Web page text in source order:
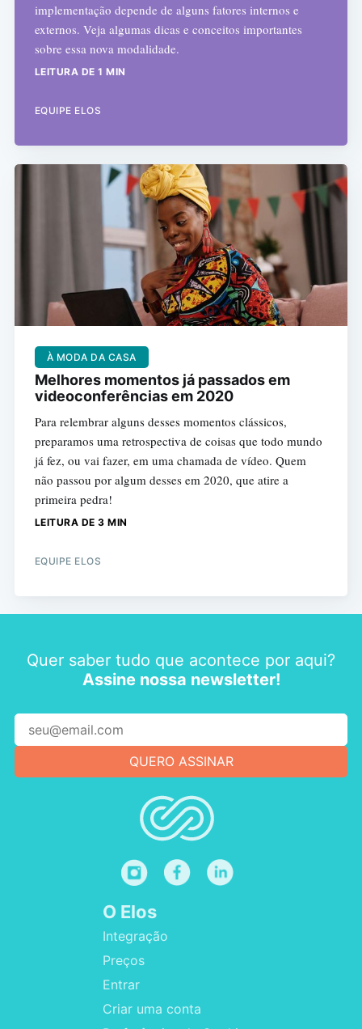
implementação depende de alguns fatores internos e
externos. Veja algumas dicas e conceitos importantes
sobre essa nova modalidade.
LEITURA DE 1 MIN
EQUIPE ELOS
À MODA DA CASA
Melhores momentos já passados em
videoconferências em 2020
Para relembrar alguns desses momentos clássicos,
preparamos uma retrospectiva de coisas que todo mundo
já fez, ou vai fazer, em uma chamada de vídeo. Quem
não passou por algum desses em 2020, que atire a
primeira pedra!
LEITURA DE 3 MIN
EQUIPE ELOS
Quer saber tudo que acontece por aqui?
Assine nossa newsletter!
O Elos
Integração
Preços
Entrar
Criar uma conta